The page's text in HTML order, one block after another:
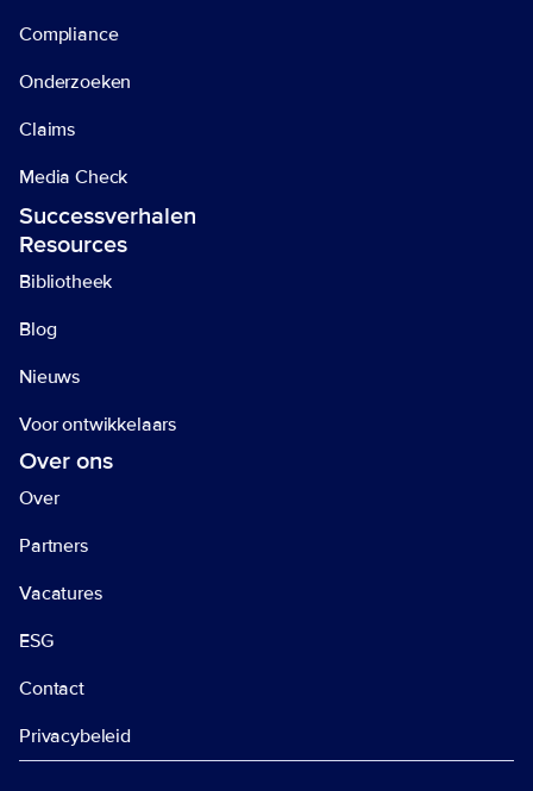
Compliance
Onderzoeken
Claims
Media Check
Successverhalen
Resources
Bibliotheek
Blog
Nieuws
Voor ontwikkelaars
Over ons
Over
Partners
Vacatures
ESG
Contact
Privacybeleid